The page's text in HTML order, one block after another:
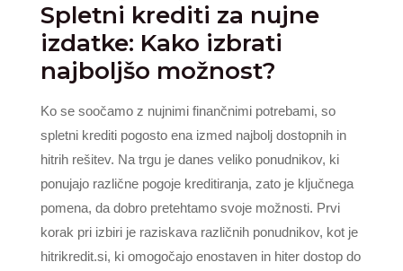
Spletni krediti za nujne
izdatke: Kako izbrati
najboljšo možnost?
Ko se soočamo z nujnimi finančnimi potrebami, so
spletni krediti pogosto ena izmed najbolj dostopnih in
hitrih rešitev. Na trgu je danes veliko ponudnikov, ki
ponujajo različne pogoje kreditiranja, zato je ključnega
pomena, da dobro pretehtamo svoje možnosti. Prvi
korak pri izbiri je raziskava različnih ponudnikov, kot je
hitrikredit.si, ki omogočajo enostaven in hiter dostop do